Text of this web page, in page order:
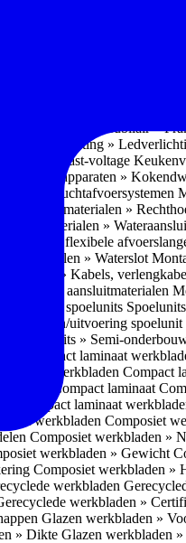
Keukenmeubilair »
Keukenverlichting »
» Vast-voltage
keukenapparaten »
» Luchtafvoersystemen
Montagematerialen »
»
Ronde flexibele
» Waterslot
» Kabels,
» Gas aansluitmaterialen
Materialen spoelunits
» Design/uitvoering spoelunit
Spoelunits » Semi-
» Compact laminaat
werkbladen Compact
Compact laminaat
Compact laminaat
werkbladen Composiet
Composiet werkbladen »
werkbladen » Gewicht
Composiet werkbladen »
werkbladen
werkbladen »
Glazen werkbladen »
» Dikte Glazen werkbladen